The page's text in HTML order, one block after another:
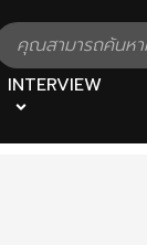
INTERVIEW